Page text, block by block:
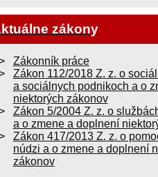
zákony
Zákonník práce
Zákon 112/2018 Z. z. o
a sociálnych podnikoch a o
niektorých zákonov
Zákon 5/2004 Z. z. o
a o zmene a doplnení
Zákon 417/2013 Z. z. o
núdzi a o zmene a doplnení
zákonov